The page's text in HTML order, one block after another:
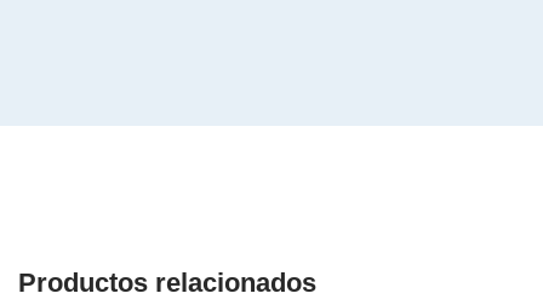
Productos relacionados